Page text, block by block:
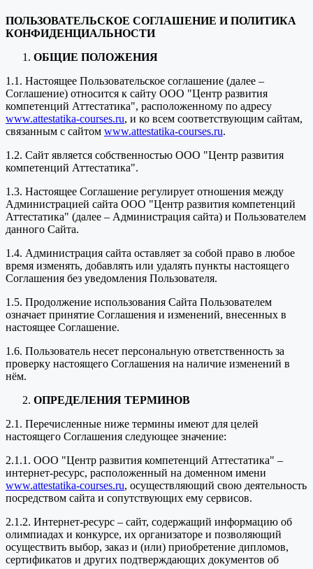
ПОЛЬЗОВАТЕЛЬСКОЕ СОГЛАШЕНИЕ И ПОЛИТИКА
КОНФИДЕНЦИАЛЬНОСТИ
ОБЩИЕ ПОЛОЖЕНИЯ
1.1. Настоящее Пользовательское соглашение (далее –
Соглашение) относится к сайту ООО "Центр развития
компетенций Аттестатика", расположенному по адресу
www.attestatika-courses.ru, и ко всем соответствующим сайтам,
связанным с сайтом www.attestatika-courses.ru.
1.2. Сайт является собственностью ООО "Центр развития
компетенций Аттестатика".
1.3. Настоящее Соглашение регулирует отношения между
Администрацией сайта ООО "Центр развития компетенций
Аттестатика" (далее – Администрация сайта) и Пользователем
данного Сайта.
1.4. Администрация сайта оставляет за собой право в любое
время изменять, добавлять или удалять пункты настоящего
Соглашения без уведомления Пользователя.
1.5. Продолжение использования Сайта Пользователем
означает принятие Соглашения и изменений, внесенных в
настоящее Соглашение.
1.6. Пользователь несет персональную ответственность за
проверку настоящего Соглашения на наличие изменений в
нём.
ОПРЕДЕЛЕНИЯ ТЕРМИНОВ
2.1. Перечисленные ниже термины имеют для целей
настоящего Соглашения следующее значение:
2.1.1. ООО "Центр развития компетенций Аттестатика" –
интернет-ресурс, расположенный на доменном имени
www.attestatika-courses.ru, осуществляющий свою деятельность
посредством сайта и сопутствующих ему сервисов.
2.1.2. Интернет-ресурс – сайт, содержащий информацию об
олимпиадах и конкурсе, их организаторе и позволяющий
осуществить выбор, заказ и (или) приобретение дипломов,
сертификатов и других подтверждающих документов об